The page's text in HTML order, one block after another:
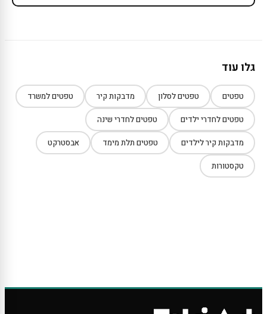
גלו עוד
טפטים טפטים לסלון מדבקות קיר טפטים למשרד
טפטים לחדרי ילדים טפטים לחדרי שינה
מדבקות קיר לילדים טפטים תלת מימד אבסטרקט
טקסטורות